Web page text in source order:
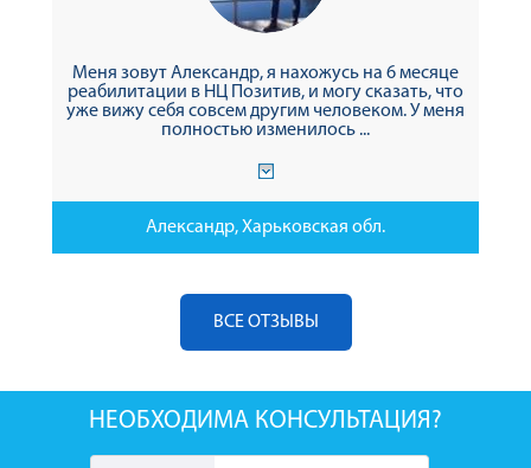
Меня зовут Александр, я нахожусь на 6 месяце
реабилитации в НЦ Позитив, и могу сказать, что
уже вижу себя совсем другим человеком. У меня
полностью изменилось ...
Александр, Харьковская обл.
ВСЕ ОТЗЫВЫ
НЕОБХОДИМА КОНСУЛЬТАЦИЯ?